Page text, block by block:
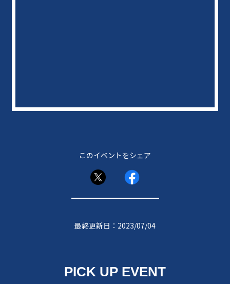
このイベントをシェア
最終更新日：2023/07/04
PICK UP EVENT